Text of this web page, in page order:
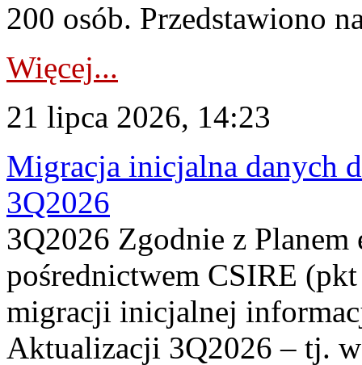
200 osób. Przedstawiono
Więcej...
21 lipca 2026, 14:23
Migracja inicjalna danych
3Q2026
3Q2026 Zgodnie z
pośrednictwem CSIRE
migracji inicjalnej
Aktualizacji 3Q2026 – tj.